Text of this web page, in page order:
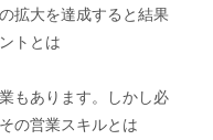
拡大を達成すると結果
トとは
もあります。しかし必
の営業スキルとは